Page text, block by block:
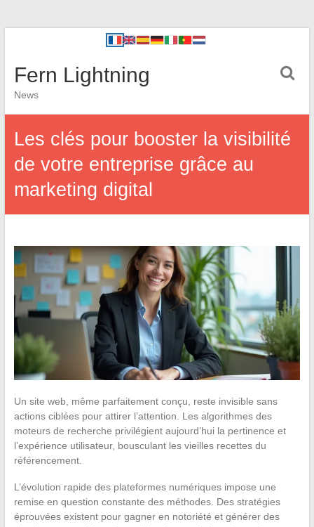
Fern Lightning
News
Les clés pour booster la visibilité
de votre entreprise grâce au
marketing digital
Un site web, même parfaitement conçu, reste invisible sans
actions ciblées pour attirer l’attention. Les algorithmes des
moteurs de recherche privilégient aujourd’hui la pertinence et
l’expérience utilisateur, bousculant les vieilles recettes du
référencement.
L’évolution rapide des plateformes numériques impose une
remise en question constante des méthodes. Des stratégies
éprouvées existent pour gagner en notoriété et générer des